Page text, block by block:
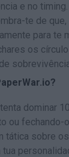
e no
te de
para
os
dominar
ou fechando-
tática sobre